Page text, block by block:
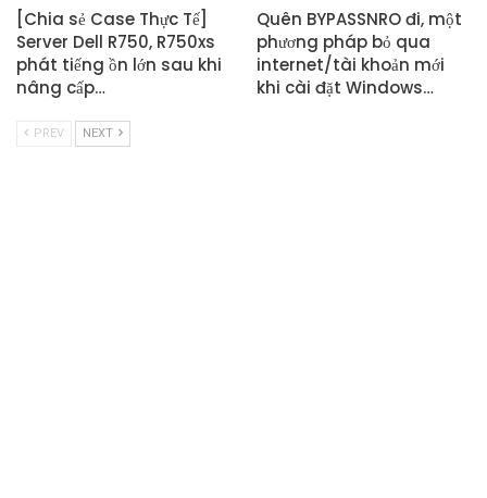
[Chia sẻ Case Thực Tế]
Server Dell R750, R750xs
phát tiếng ồn lớn sau khi
nâng cấp…
Quên BYPASSNRO đi, một
phương pháp bỏ qua
internet/tài khoản mới
khi cài đặt Windows…
PREV NEXT